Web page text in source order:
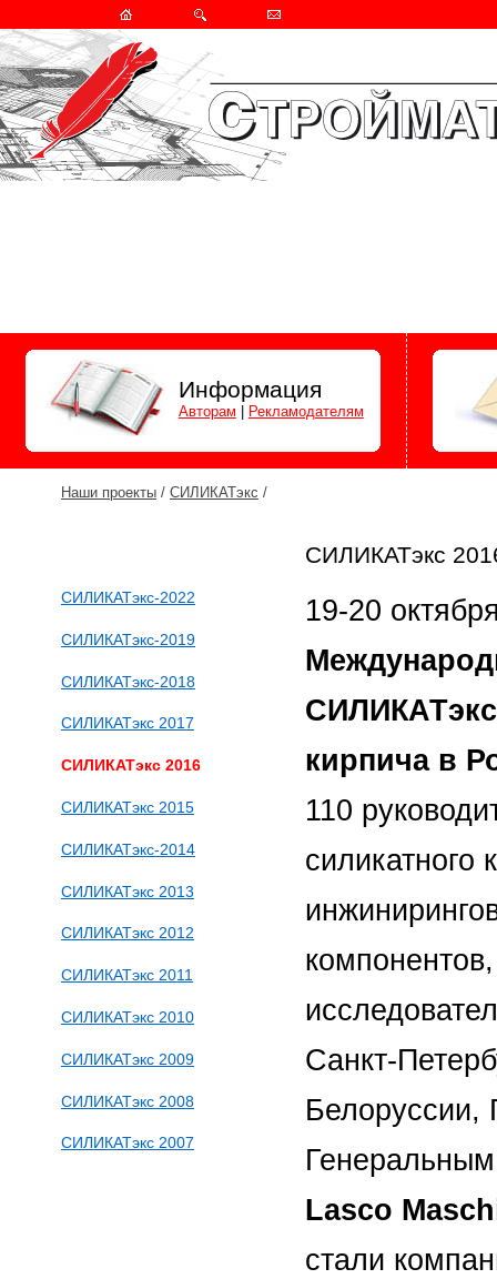
Информация
Авторам Рекламодателям
Наши проекты / СИЛИКАТэкс /
СИЛИКАТэкс
СИЛИКАТэкс-2022
СИЛИКАТэкс-2019
СИЛИКАТэкс-2018
СИЛИКАТэкс 2017
СИЛИКАТэкс 2016
СИЛИКАТэкс 2015
СИЛИКАТэкс-2014
СИЛИКАТэкс 2013
СИЛИКАТэкс 2012
СИЛИКАТэкс 2011
СИЛИКАТэкс 2010
СИЛИКАТэкс 2009
СИЛИКАТэкс 2008
СИЛИКАТэкс 2007
19-20
СИЛИКАТэкс
кирпича в
110
силикатного
Санкт-
Белоруссии,
Lasco
стали